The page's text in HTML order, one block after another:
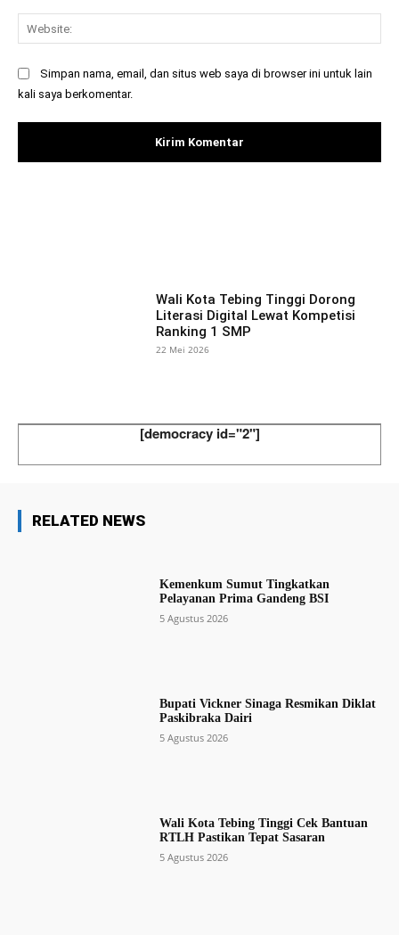
Simpan nama, email, dan situs web saya di browser ini untuk lain
kali saya berkomentar.
Wali Kota Tebing Tinggi Dorong
Literasi Digital Lewat Kompetisi
Ranking 1 SMP
22 Mei 2026
[democracy id="2"]
RELATED NEWS
Kemenkum Sumut Tingkatkan
Pelayanan Prima Gandeng BSI
5 Agustus 2026
Bupati Vickner Sinaga Resmikan Diklat
Paskibraka Dairi
5 Agustus 2026
Wali Kota Tebing Tinggi Cek Bantuan
RTLH Pastikan Tepat Sasaran
5 Agustus 2026